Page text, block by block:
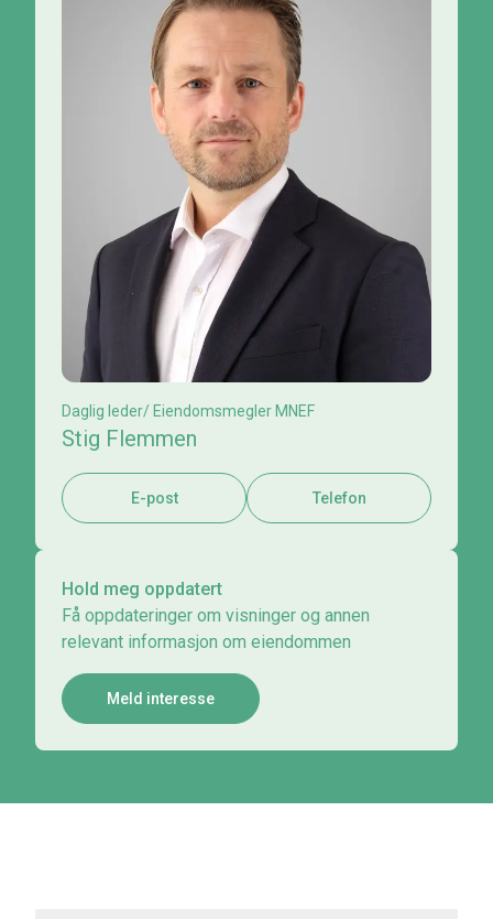
Daglig leder/ Eiendomsmegler MNEF
Stig Flemmen
E-post Telefon
Hold meg oppdatert
Få oppdateringer om visninger og annen
relevant informasjon om eiendommen
Meld interesse